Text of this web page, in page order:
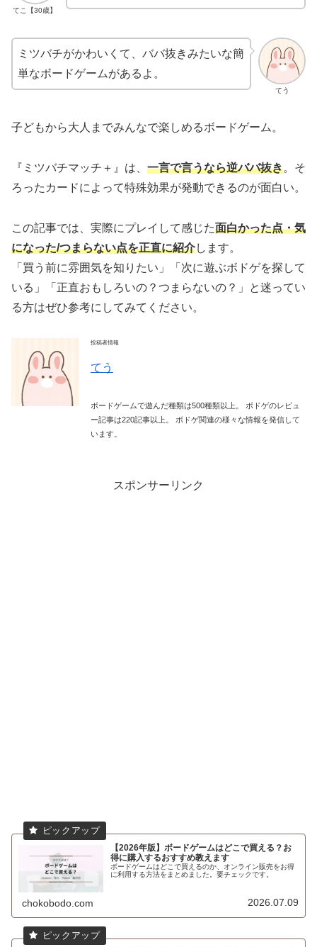
てこ【30歳】
てう
ミツバチがかわいくて、ババ抜きみたいな簡
単なボードゲームがあるよ。
子どもから大人までみんなで楽しめるボードゲーム。
『ミツバチマッチ＋』は、 一言で言うなら逆ババ抜き。そ
ろったカードによって特殊効果が発動できるのが面白い。
この記事では、実際にプレイして感じた面白かった点・気
になった/つまらない点を正直に紹介します。
「買う前に雰囲気を知りたい」「次に遊ぶボドゲを探して
いる」「正直おもしろいの？つまらないの？」と迷ってい
る方はぜひ参考にしてみてください。
投稿者情報
てう
ボードゲームで遊んだ種類は500種類以上。 ボドゲのレビュ
ー記事は220記事以上。 ボドゲ関連の様々な情報を発信して
います。
スポンサーリンク
【2026年版】ボードゲームはどこで買える？お
得に購入するおすすめ教えます
ボードゲームはどこで買えるのか、オンライン販売をお得
に利用する方法をまとめました。要チェックです。
chokobodo.com 2026.07.09